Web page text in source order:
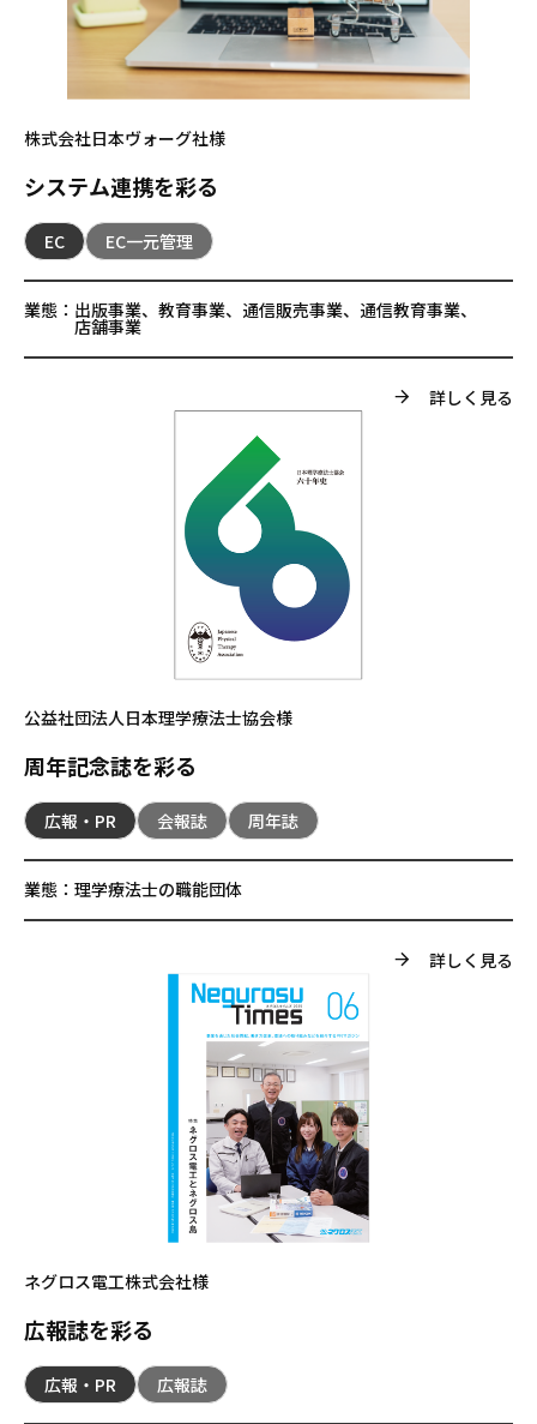
株式会社日本ヴォーグ社様
システム連携を彩る
EC EC一元管理
業態： 出版事業、教育事業、通信販売事業、通信教育事業、
店舗事業
詳しく見る
公益社団法人日本理学療法士協会様
周年記念誌を彩る
広報・PR 会報誌 周年誌
業態： 理学療法士の職能団体
詳しく見る
ネグロス電工株式会社様
広報誌を彩る
広報・PR 広報誌